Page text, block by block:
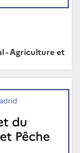
- Agriculture et